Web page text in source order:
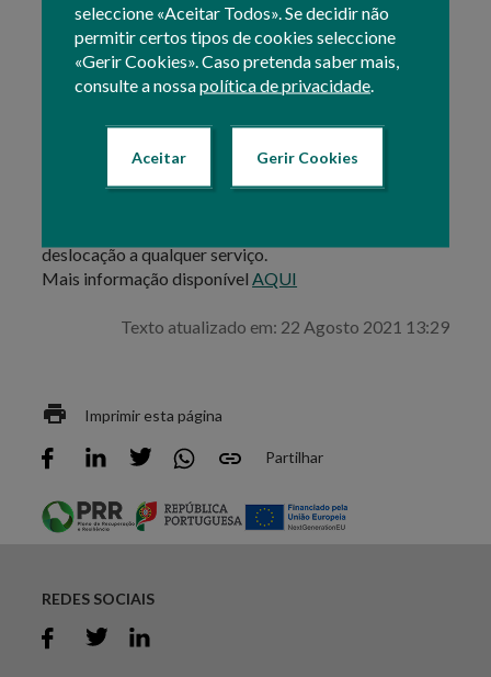
seleccione «Aceitar Todos». Se decidir não
permitir certos tipos de cookies seleccione
«Gerir Cookies». Caso pretenda saber mais,
consulte a nossapolítica de privacidade
Aceitar Gerir Cookies
IFAP.
Deste modo, novas entidades ou entidades que
pretendam fazer alterações aos seus dados devem
dirigir-se a um balcão das associações de agricultores
exploração.
Só após esta ação será possível a inscrição no SIvv ou a
atualização das actividades para o exercício da
deslocação a qualquer serviço.
Mais informação disponívelAQUI
Texto atualizado em: 22 Agosto 2021 13:29
Imprimir esta página
Partilhar
REDES SOCIAIS